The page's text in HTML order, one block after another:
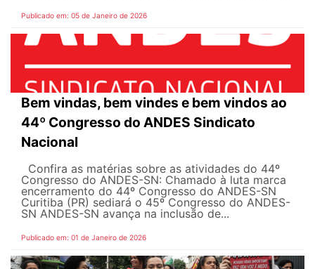
Publicado em: 05 de Janeiro de 2026
Bem vindas, bem vindes e bem vindos ao
44º Congresso do ANDES Sindicato
Nacional
Confira as matérias sobre as atividades do 44º
Congresso do ANDES-SN: Chamado à luta marca
encerramento do 44º Congresso do ANDES-SN
Curitiba (PR) sediará o 45º Congresso do ANDES-
SN ANDES-SN avança na inclusão de...
Publicado em: 01 de Janeiro de 2026